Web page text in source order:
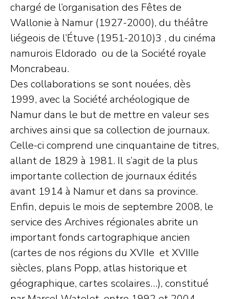
chargé de l’organisation des Fêtes de
Wallonie à Namur (1927-2000), du théâtre
liégeois de l’Étuve (1951-2010)3 , du cinéma
namurois Eldorado ou de la Société royale
Moncrabeau.
Des collaborations se sont nouées, dès
1999, avec la Société archéologique de
Namur dans le but de mettre en valeur ses
archives ainsi que sa collection de journaux.
Celle-ci comprend une cinquantaine de titres,
allant de 1829 à 1981. Il s’agit de la plus
importante collection de journaux édités
avant 1914 à Namur et dans sa province.
Enfin, depuis le mois de septembre 2008, le
service des Archives régionales abrite un
important fonds cartographique ancien
(cartes de nos régions du XVIIe et XVIIIe
siècles, plans Popp, atlas historique et
géographique, cartes scolaires…), constitué